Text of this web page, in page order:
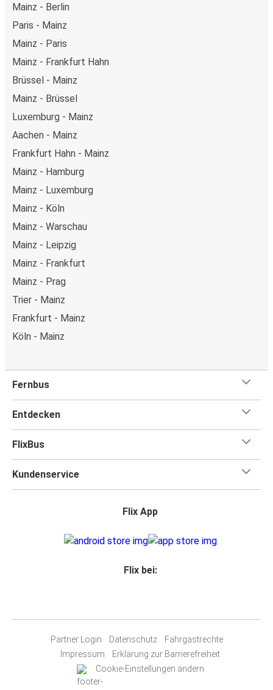
Mainz - Berlin
Paris - Mainz
Mainz - Paris
Mainz - Frankfurt Hahn
Brüssel - Mainz
Mainz - Brüssel
Luxemburg - Mainz
Aachen - Mainz
Frankfurt Hahn - Mainz
Mainz - Hamburg
Mainz - Luxemburg
Mainz - Köln
Mainz - Warschau
Mainz - Leipzig
Mainz - Frankfurt
Mainz - Prag
Trier - Mainz
Frankfurt - Mainz
Köln - Mainz
Fernbus
Entdecken
FlixBus
Kundenservice
Flix App
Flix bei:
Partner Login Datenschutz
Fahrgastrechte
Impressum
Erklärung zur Barrierefreiheit
Cookie-Einstellungen ändern